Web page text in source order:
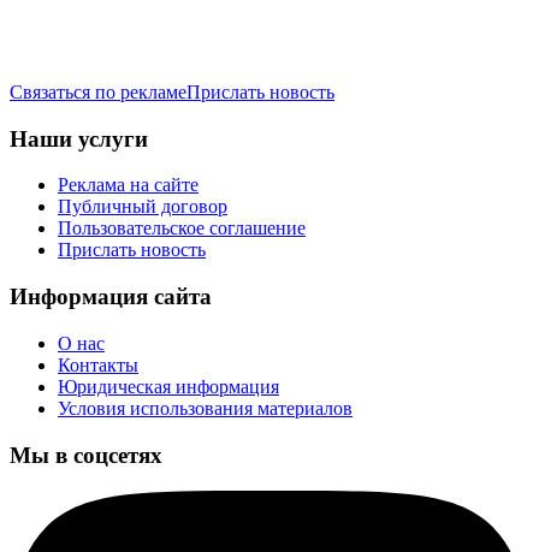
Связаться по рекламеПрислать новость
Наши услуги
Реклама на сайте
Публичный договор
Пользовательское соглашение
Прислать новость
Информация сайта
О нас
Контакты
Юридическая информация
Условия использования материалов
Мы в соцсетях